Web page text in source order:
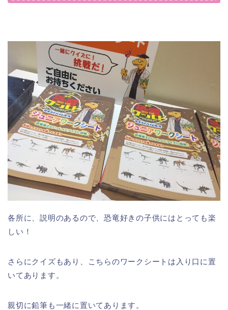
各所に、説明のあるので、恐竜好きの子供にはとっても楽
しい！
さらにクイズもあり、こちらのワークシートは入り口に置
いてあります。
親切に鉛筆も一緒に置いてあります。